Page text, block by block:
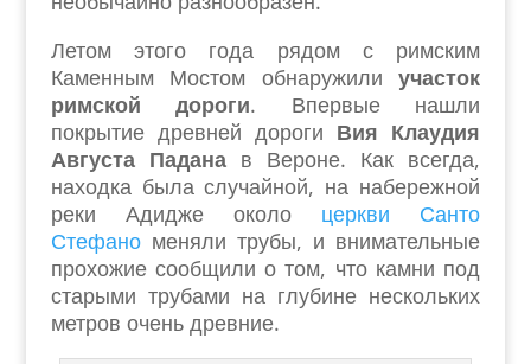
Летом этого года рядом с римским
Каменным Мостом обнаружилиучасток
римской дороги. Впервые нашли
покрытие древней дороги Вия Клаудия
Августа Паданав Вероне. Как всегда,
находка была случайной, на набережной
реки Адидже около церкви Санто
Стефаноменяли трубы, и внимательные
прохожие сообщили о том, что камни под
старыми трубами на глубине нескольких
метров очень древние.